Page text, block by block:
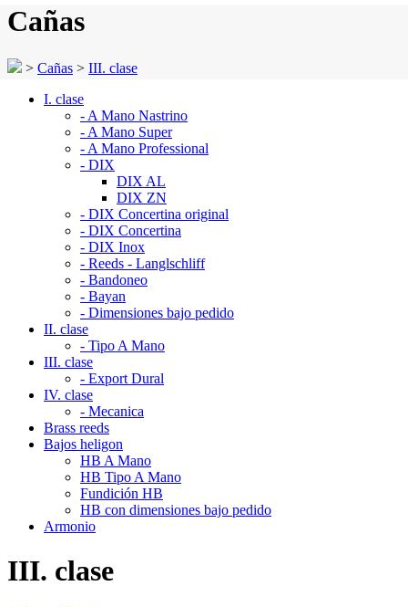
Cañas
> Cañas > III. clase
I. clase
- A Mano Nastrino
- A Mano Super
- A Mano Professional
- DIX
DIX AL
DIX ZN
- DIX Concertina original
- DIX Concertina
- DIX Inox
- Reeds - Langlschliff
- Bandoneo
- Bayan
- Dimensiones bajo pedido
II. clase
- Tipo A Mano
III. clase
- Export Dural
IV. clase
- Mecanica
Brass reeds
Bajos heligon
HB A Mano
HB Tipo A Mano
Fundición HB
HB con dimensiones bajo pedido
Armonio
III. clase